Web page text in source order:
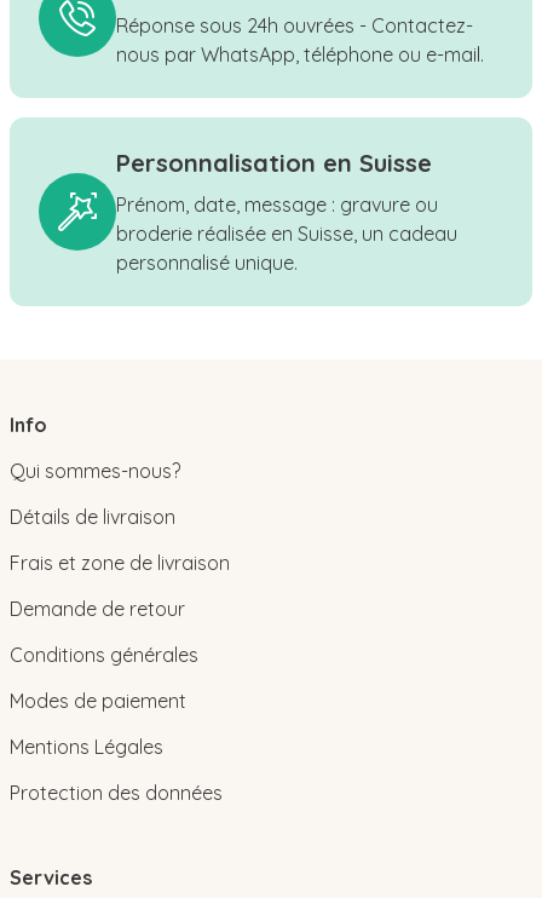
Réponse sous 24h ouvrées - Contactez-
nous par WhatsApp, téléphone ou e-mail.
Personnalisation en Suisse
Prénom, date, message : gravure ou
broderie réalisée en Suisse, un cadeau
personnalisé unique.
Info
Qui sommes-nous?
Détails de livraison
Frais et zone de livraison
Demande de retour
Conditions générales
Modes de paiement
Mentions Légales
Protection des données
Services